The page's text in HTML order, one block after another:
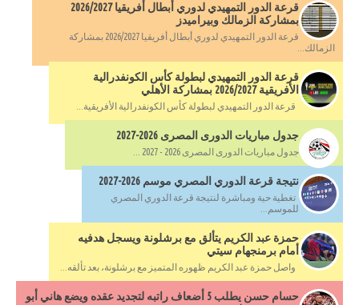
قرعة الدور التمهيدي لدوري أبطال أفريقيا 2026/2027
بمشاركة الزمالك وبيراميدز
قرعة الدور التمهيدي لدوري أبطال أفريقيا 2026/2027 بمشاركة
الزمالك...
قرعة الدور التمهيدي لبطولة كأس الكونفدرالية
الأفريقية 2026/2027 بمشاركة الأهلي
قرعة الدور التمهيدي لبطولة كأس الكونفدرالية الأفريقية...
جدول مباريات الدورى المصرى 2026-2027
جدول مباريات الدورى المصرى 2026 - 2027 ...
نتيجة قرعة الدوري المصري موسم 2026-2027
تغطية حية ومباشرة لنتيجة قرعة الدوري المصري
للموسم...
حمزة عبد الكريم يتألق مع برشلونة ويسجل هدفيه
أمام برمنجهام سيتي
واصل حمزة عبد الكريم ظهوره المتميز مع برشلونة، بعد تألقه...
حسام حسن يطلب 5 أضعاف راتبه لتجديد عقده ويضع هاني أبو